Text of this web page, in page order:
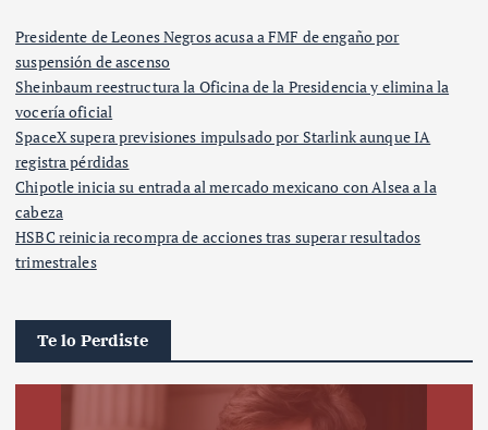
Presidente de Leones Negros acusa a FMF de engaño por
suspensión de ascenso
Sheinbaum reestructura la Oficina de la Presidencia y elimina la
vocería oficial
SpaceX supera previsiones impulsado por Starlink aunque IA
registra pérdidas
Chipotle inicia su entrada al mercado mexicano con Alsea a la
cabeza
HSBC reinicia recompra de acciones tras superar resultados
trimestrales
Te lo Perdiste